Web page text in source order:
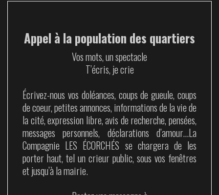
Appel à la population des quartiers
Vos mots, un spectacle
T’écris, je crie
Écrivez-nous vos doléances, coups de gueule, coups
de coeur, petites annonces, informations de la vie de
la cité, expression libre, avis de recherche, pensées,
messages personnels, déclarations d’amour…La
Compagnie LES ÉCORCHÉS se chargera de les
porter haut, tel un crieur public, sous vos fenêtres
et jusqu’à la mairie.